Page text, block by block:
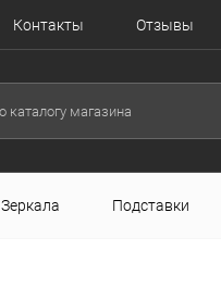
Контакты Отзывы
Зеркала Подставки